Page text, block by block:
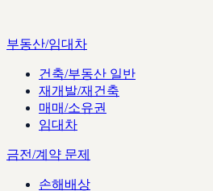
부동산/임대차
건축/부동산 일반
재개발/재건축
매매/소유권
임대차
금전/계약 문제
손해배상